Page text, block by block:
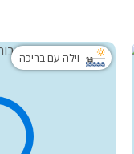
וילה עם בריכה